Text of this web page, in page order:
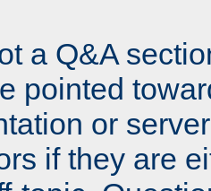
a Q&A
pointed
or
if they are